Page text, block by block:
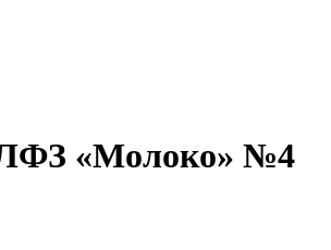
ЛФЗ «Молоко» №4